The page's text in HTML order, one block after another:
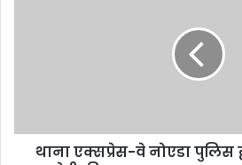
थाना एक्सप्रेस-वे नोएडा पुलिस